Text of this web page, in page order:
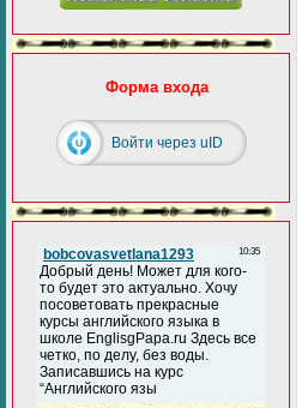
Форма входа
Войти через uID